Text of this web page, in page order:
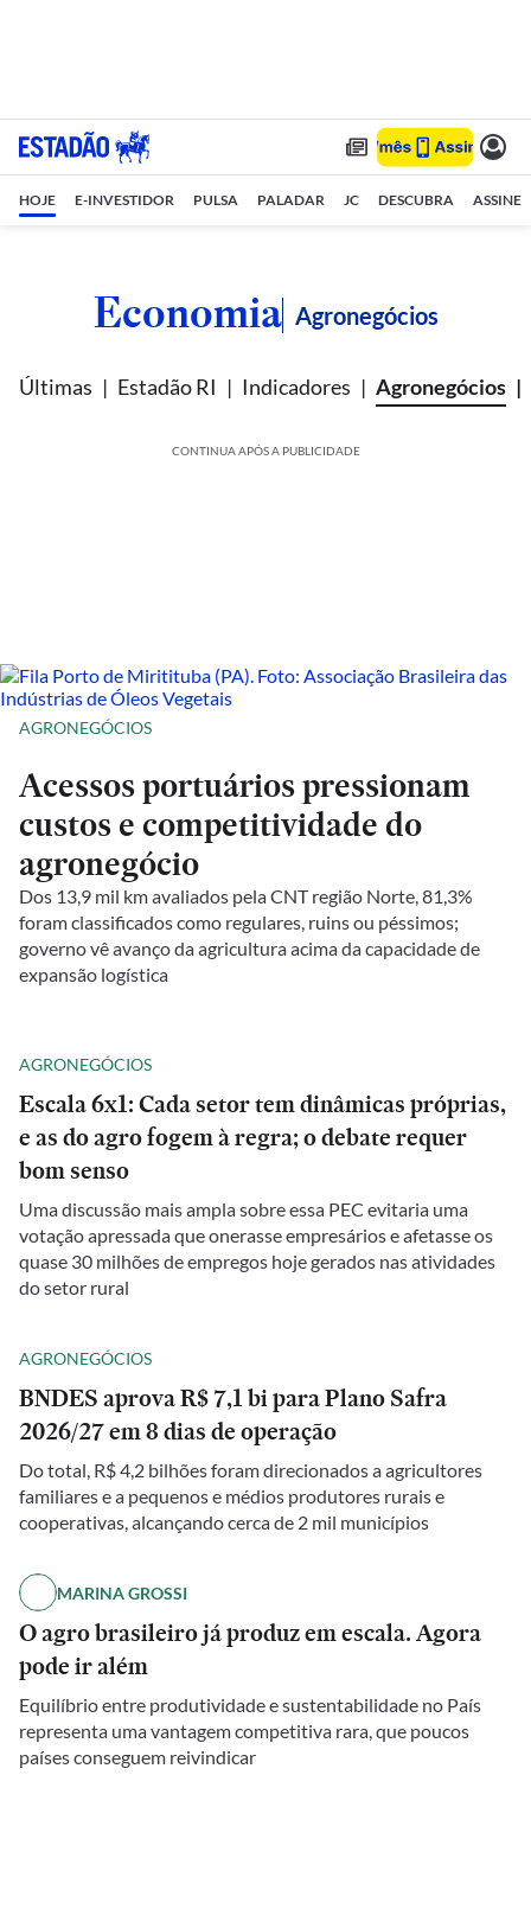
HOJE E-INVESTIDOR PULSA PALADAR JC DESCUBRA ASSINE
Economia Agronegócios
Últimas Estadão RI Indicadores Agronegócios
CONTINUA APÓS A PUBLICIDADE
AGRONEGÓCIOS
Acessos portuários pressionam
custos e competitividade do
agronegócio
Dos 13,9 mil km avaliados pela CNT região Norte, 81,3%
foram classificados como regulares, ruins ou péssimos;
governo vê avanço da agricultura acima da capacidade de
expansão logística
AGRONEGÓCIOS
Escala 6x1: Cada setor tem dinâmicas próprias,
e as do agro fogem à regra; o debate requer
bom senso
Uma discussão mais ampla sobre essa PEC evitaria uma
votação apressada que onerasse empresários e afetasse os
quase 30 milhões de empregos hoje gerados nas atividades
do setor rural
AGRONEGÓCIOS
BNDES aprova R$ 7,1 bi para Plano Safra
2026/27 em 8 dias de operação
Do total, R$ 4,2 bilhões foram direcionados a agricultores
familiares e a pequenos e médios produtores rurais e
cooperativas, alcançando cerca de 2 mil municípios
MARINA GROSSI
O agro brasileiro já produz em escala. Agora
pode ir além
Equilíbrio entre produtividade e sustentabilidade no País
representa uma vantagem competitiva rara, que poucos
países conseguem reivindicar